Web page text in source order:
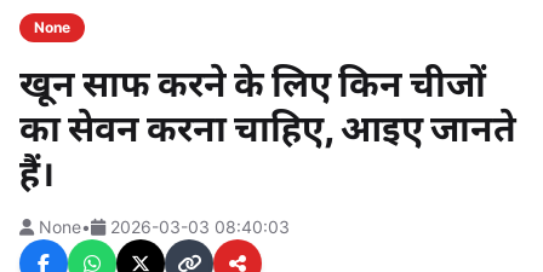
None
खून साफ करने के लिए किन चीजों
का सेवन करना चाहिए, आइए जानते
हैं।
None• 2026-03-03 08:40:03